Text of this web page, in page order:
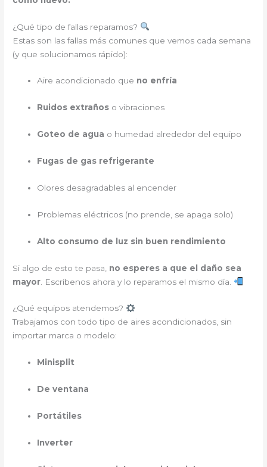
¿Qué tipo de fallas reparamos?
Estas son las fallas más comunes que vemos cada semana
(y que solucionamos rápido):
Aire acondicionado que no enfría
Ruidos extraños o vibraciones
Goteo de agua o humedad alrededor del equipo
Fugas de gas refrigerante
Olores desagradables al encender
Problemas eléctricos (no prende, se apaga solo)
Alto consumo de luz sin buen rendimiento
Si algo de esto te pasa, no esperes a que el daño sea
mayor . Escríbenos ahora y lo reparamos el mismo día.
¿Qué equipos atendemos?
Trabajamos con todo tipo de aires acondicionados, sin
importar marca o modelo:
Minisplit
De ventana
Portátiles
Inverter